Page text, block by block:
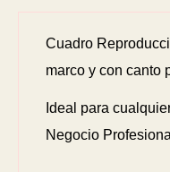
Cuadro
marco y con canto
Ideal para
Negocio